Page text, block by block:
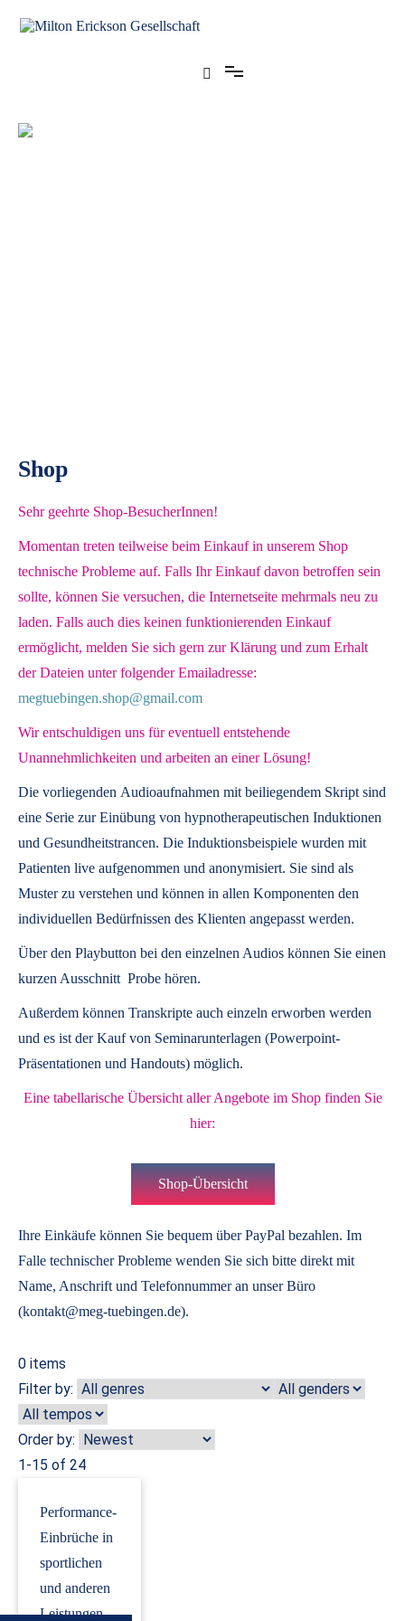
Shop
Sehr geehrte Shop-BesucherInnen!
Momentan treten teilweise beim Einkauf in unserem Shop
technische Probleme auf. Falls Ihr Einkauf davon betroffen sein
sollte, können Sie versuchen, die Internetseite mehrmals neu zu
laden. Falls auch dies keinen funktionierenden Einkauf
ermöglicht, melden Sie sich gern zur Klärung und zum Erhalt
der Dateien unter folgender Emailadresse:
megtuebingen.shop@gmail.com
Wir entschuldigen uns für eventuell entstehende
Unannehmlichkeiten und arbeiten an einer Lösung!
Die vorliegenden Audioaufnahmen mit beiliegendem Skript sind
eine Serie zur Einübung von hypnotherapeutischen Induktionen
und Gesundheitstrancen. Die Induktionsbeispiele wurden mit
Patienten live aufgenommen und anonymisiert. Sie sind als
Muster zu verstehen und können in allen Komponenten den
individuellen Bedürfnissen des Klienten angepasst werden.
Über den Playbutton bei den einzelnen Audios können Sie einen
kurzen Ausschnitt Probe hören.
Außerdem können Transkripte auch einzeln erworben werden
und es ist der Kauf von Seminarunterlagen (Powerpoint-
Präsentationen und Handouts) möglich.
Eine tabellarische Übersicht aller Angebote im Shop finden Sie
hier:
Shop-Übersicht
Ihre Einkäufe können Sie bequem über PayPal bezahlen. Im
Falle technischer Probleme wenden Sie sich bitte direkt mit
Name, Anschrift und Telefonnummer an unser Büro
(kontakt@meg-tuebingen.de).
0 items
Filter by:
Order by:
1-15 of 24
Performance-
Einbrüche in
sportlichen
und anderen
Leistungen